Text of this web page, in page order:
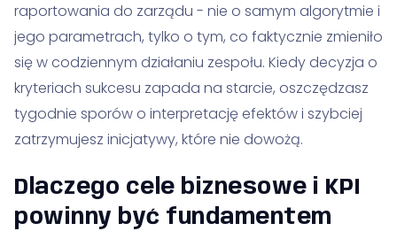
raportowania do zarządu - nie o samym algorytmie i
jego parametrach, tylko o tym, co faktycznie zmieniło
się w codziennym działaniu zespołu. Kiedy decyzja o
kryteriach sukcesu zapada na starcie, oszczędzasz
tygodnie sporów o interpretację efektów i szybciej
zatrzymujesz inicjatywy, które nie dowożą.
Dlaczego cele biznesowe i KPI
powinny być fundamentem